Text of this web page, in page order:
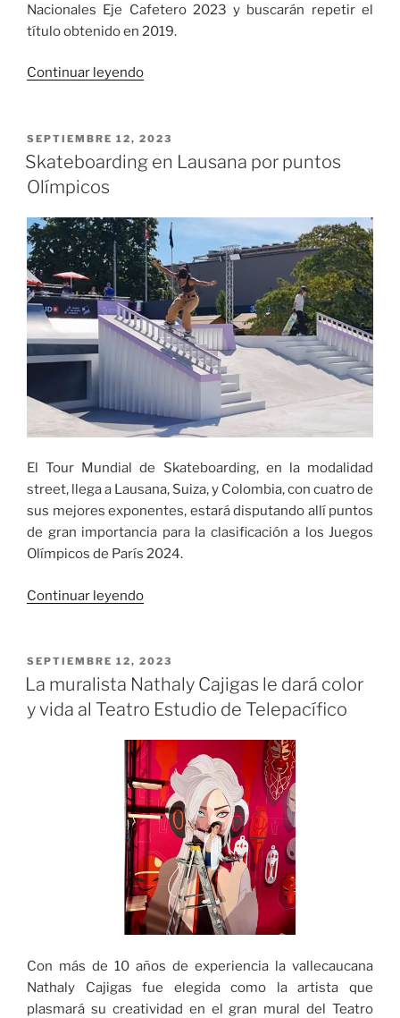
Nacionales Eje Cafetero 2023 y buscarán repetir el
título obtenido en 2019.
Continuar leyendo«Definidos
que
representarán
del
Cauca
en
los
Juegos
Nacioneales
Eje
Cafetero
PUBLICADO
EL
SEPTIEMBRE 12, 2023
Skateboarding en Lausana por puntos
Olímpicos
El Tour Mundial de Skateboarding, en la modalidad
street, llega a Lausana, Suiza, y Colombia, con cuatro de
sus mejores exponentes, estará disputando allí puntos
de gran importancia para la clasificación a los Juegos
Olímpicos de París 2024.
Continuar leyendo«Skateboarding
por
puntos
Olímpicos»
PUBLICADO
EL
SEPTIEMBRE 12, 2023
La muralista Nathaly Cajigas le dará color
y vida al Teatro Estudio de Telepacífico
Con más de 10 años de experiencia la vallecaucana
Nathaly Cajigas fue elegida como la artista que
plasmará su creatividad en el gran mural del Teatro